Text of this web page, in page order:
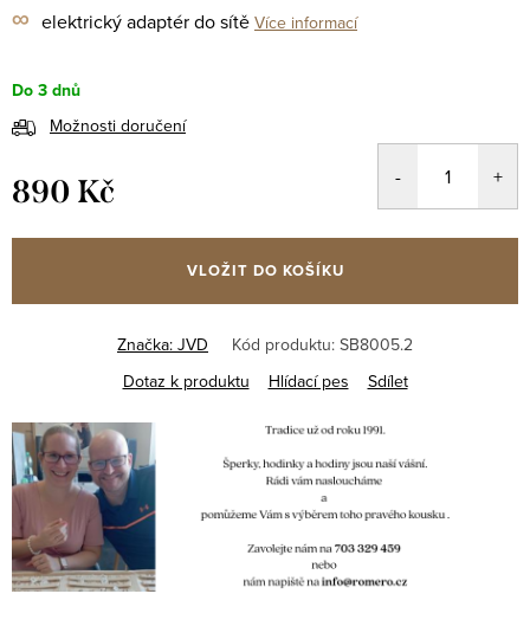
∞ elektrický adaptér do sítě Více informací
Do 3 dnů
Možnosti doručení
890 Kč
cena:
VLOŽIT DO KOŠÍKU
Značka: JVD Kód produktu: SB8005.2
Dotaz k produktu
Hlídací pes Sdílet